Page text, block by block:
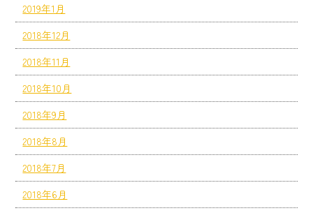
2019年1月
2018年12月
2018年11月
2018年10月
2018年9月
2018年8月
2018年7月
2018年6月